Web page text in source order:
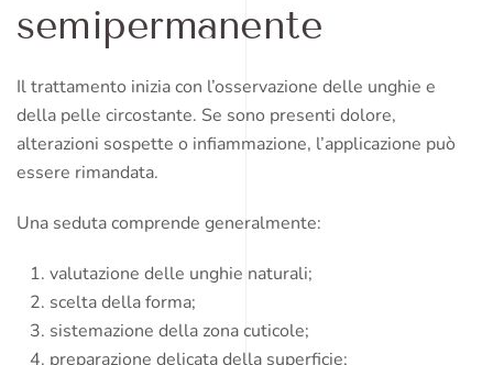
semipermanente
Il trattamento inizia con l’osservazione delle unghie e
della pelle circostante. Se sono presenti dolore,
alterazioni sospette o infiammazione, l’applicazione può
essere rimandata.
Una seduta comprende generalmente:
valutazione delle unghie naturali;
scelta della forma;
sistemazione della zona cuticole;
preparazione delicata della superficie;